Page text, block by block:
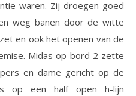
waren. Zij droegen goed
weg banen door de witte
en ook het openen van de
Midas op bord 2 zette
en dame gericht op de
op een half open h-lijn